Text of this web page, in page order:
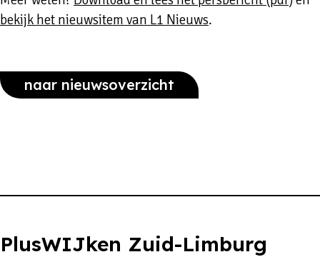
bekijk het nieuwsitem van L1 Nieuws.
naar nieuwsoverzicht
PlusWIJken Zuid-Limburg